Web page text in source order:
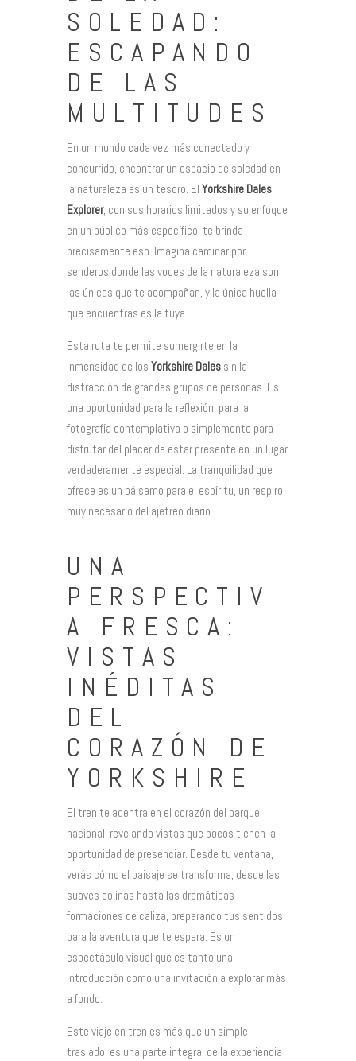
SOLEDAD:
ESCAPANDO
DE LAS
MULTITUDES
En un mundo cada vez más conectado y
concurrido, encontrar un espacio de soledad en
la naturaleza es un tesoro. El Yorkshire Dales
Explorer, con sus horarios limitados y su enfoque
en un público más específico, te brinda
precisamente eso. Imagina caminar por
senderos donde las voces de la naturaleza son
las únicas que te acompañan, y la única huella
que encuentras es la tuya.
Esta ruta te permite sumergirte en la
inmensidad de los Yorkshire Dales sin la
distracción de grandes grupos de personas. Es
una oportunidad para la reflexión, para la
fotografía contemplativa o simplemente para
disfrutar del placer de estar presente en un lugar
verdaderamente especial. La tranquilidad que
ofrece es un bálsamo para el espíritu, un respiro
muy necesario del ajetreo diario.
UNA
PERSPECTIV
A FRESCA:
VISTAS
INÉDITAS
DEL
CORAZÓN DE
YORKSHIRE
El tren te adentra en el corazón del parque
nacional, revelando vistas que pocos tienen la
oportunidad de presenciar. Desde tu ventana,
verás cómo el paisaje se transforma, desde las
suaves colinas hasta las dramáticas
formaciones de caliza, preparando tus sentidos
para la aventura que te espera. Es un
espectáculo visual que es tanto una
introducción como una invitación a explorar más
a fondo.
Este viaje en tren es más que un simple
traslado; es una parte integral de la experiencia